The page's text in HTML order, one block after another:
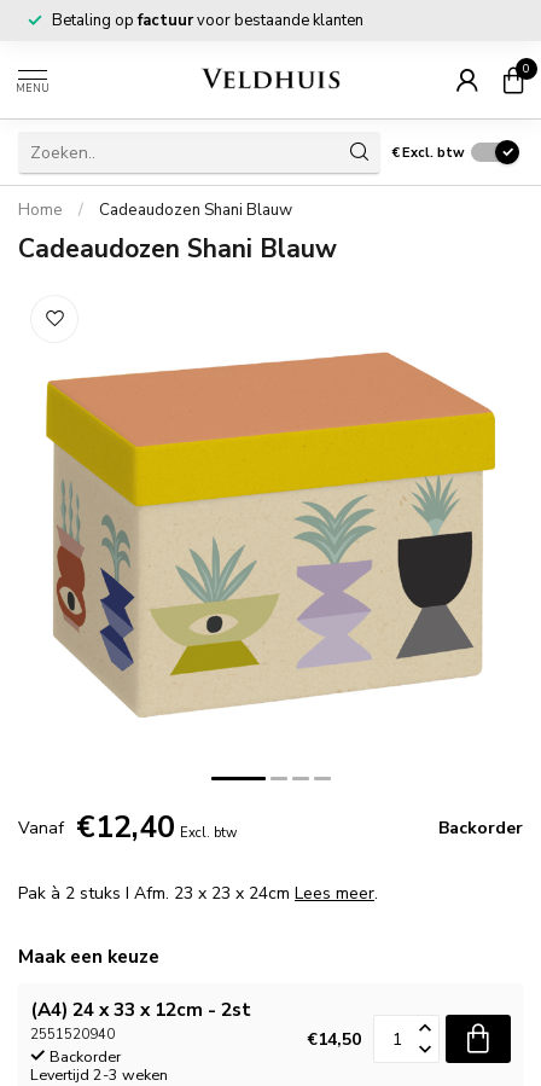
Betaling opfactuurvoor bestaande klanten
MENU
0
€Excl. btw
Home / Cadeaudozen Shani Blauw
Cadeaudozen Shani Blauw
Vanaf €12,40 Excl. btw Backorder
Pak à 2 stuks I Afm. 23 x 23 x 24cm Lees meer.
Maak een keuze
(A4) 24 x 33 x 12cm - 2st
2551520940
Backorder
Levertijd 2-3 weken
€14,50